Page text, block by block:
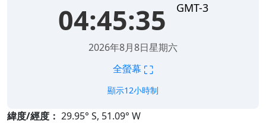
04:45:35 GMT-3
2026年8月8日星期六
全螢幕 ⛶
顯示12小時制
緯度/經度： 29.95° S, 51.09° W